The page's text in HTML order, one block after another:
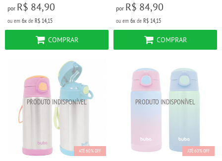
por R$ 84,90
ou em 6x de R$ 14,15
COMPRAR
por R$ 84,90
ou em 6x de R$ 14,15
COMPRAR
ATÉ 60% OFF ATÉ 60% OFF